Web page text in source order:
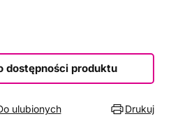
dostępności produktu
ulubionych Drukuj